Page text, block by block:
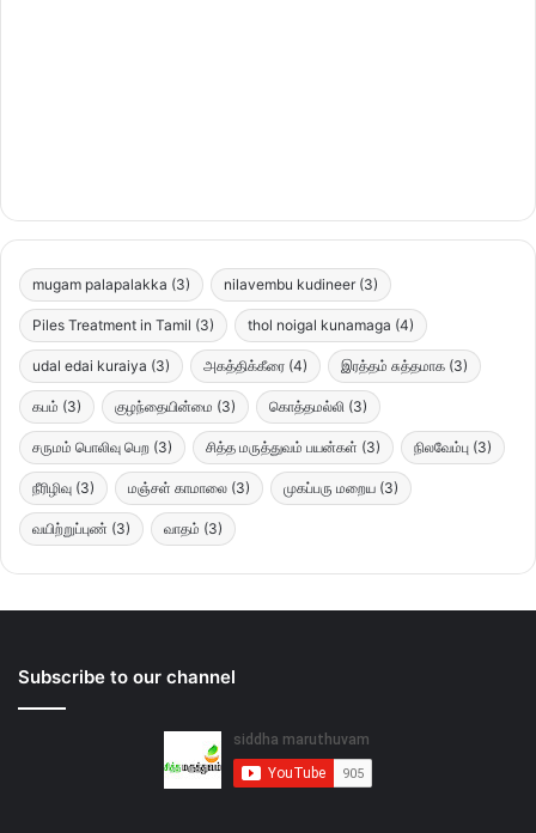
mugam palapalakka (3) nilavembu kudineer (3)
Piles Treatment in Tamil (3) thol noigal kunamaga (4)
udal edai kuraiya (3) அகத்திக்கீரை (4) இரத்தம் சுத்தமாக (3)
கபம் (3) குழந்தையின்மை (3) கொத்தமல்லி (3)
சருமம் பொலிவு பெற (3) சித்த மருத்துவம் பயன்கள் (3) நிலவேம்பு (3)
நீரிழிவு (3) மஞ்சள் காமாலை (3) முகப்பரு மறைய (3)
வயிற்றுப்புண் (3) வாதம் (3)
Subscribe to our channel